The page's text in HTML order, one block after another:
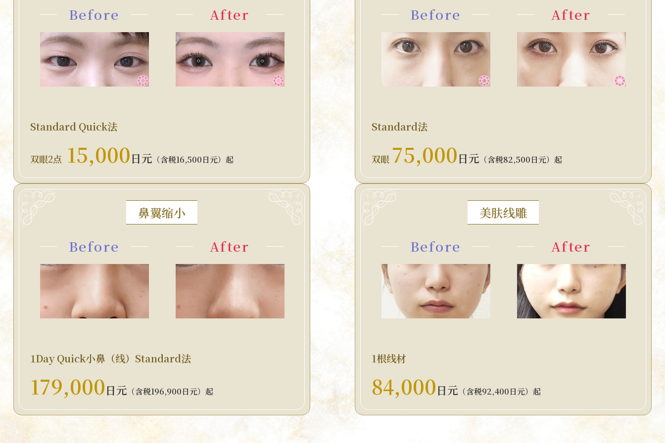
Before After
Standard Quick法
双眼2点 15,000日元 （含税16,500日元）起
Before After
Standard法
双眼 75,000日元 （含税82,500日元）起
鼻翼缩小
Before After
1Day Quick小鼻（线）Standard法
179,000日元 （含税196,900日元）起
美肤线雕
Before After
1根线材
84,000日元 （含税92,400日元）起